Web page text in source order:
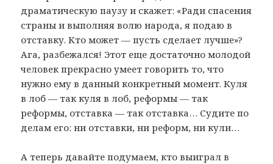
драматическую паузу и скажет: «Ради спасения
страны и выполняя волю народа, я подаю в
отставку. Кто может — пусть сделает лучше»?
Ага, разбежался! Этот еще достаточно молодой
человек прекрасно умеет говорить то, что
нужно ему в данный конкретный момент. Куля
в лоб — так куля в лоб, реформы — так
реформы, отставка — так отставка… Судите по
делам его: ни отставки, ни реформ, ни кули…
А теперь давайте подумаем, кто выиграл в